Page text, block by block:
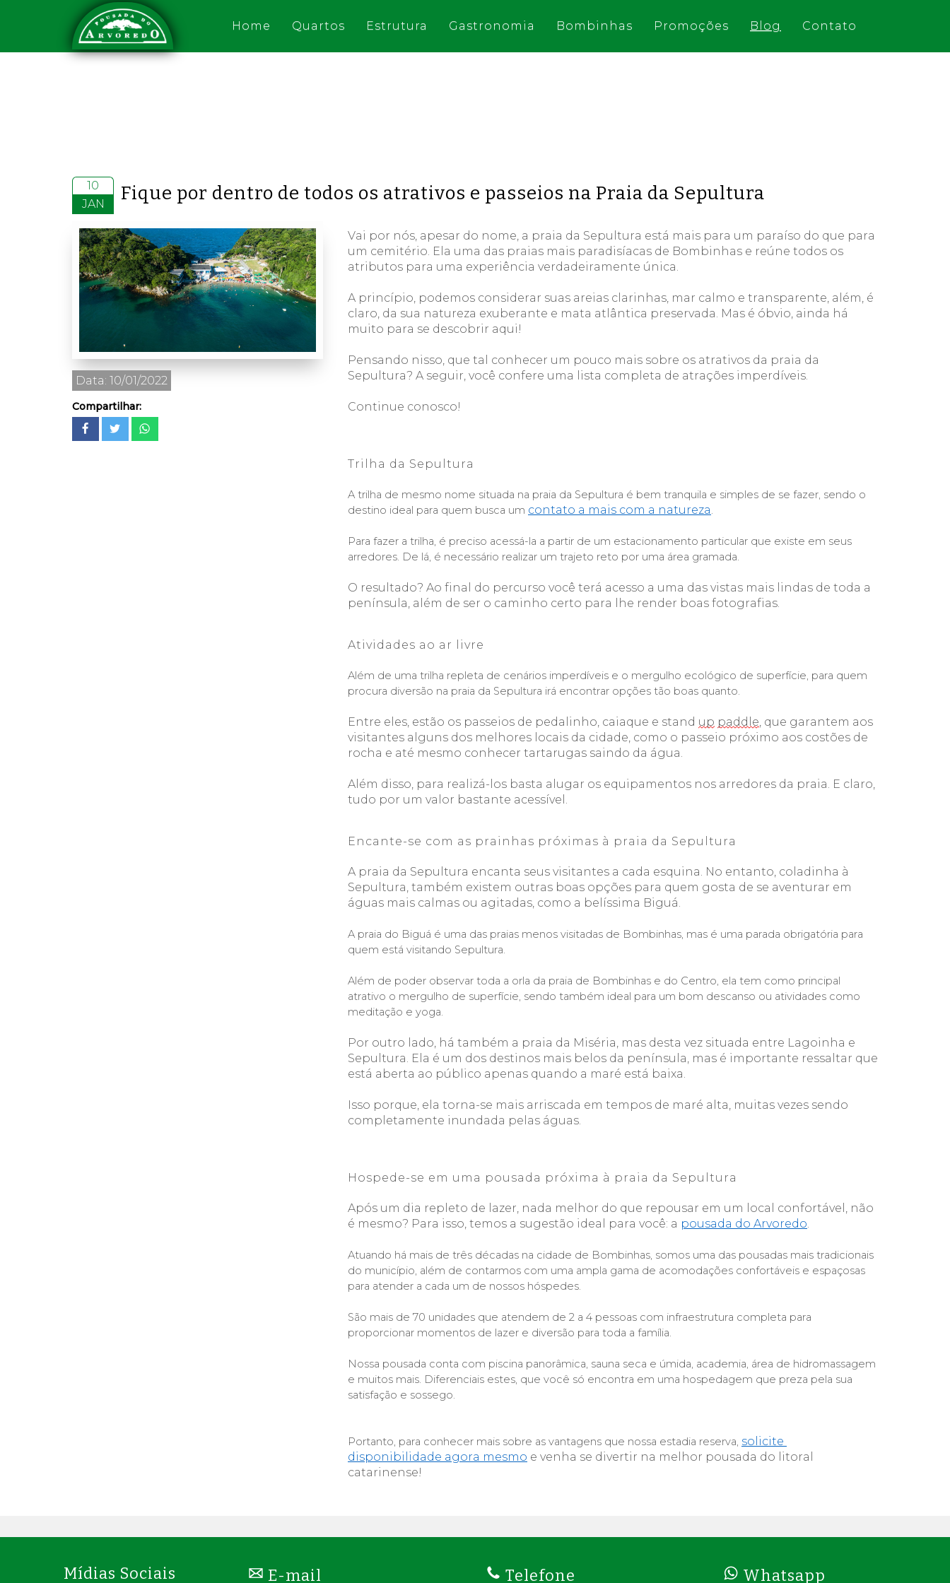
Home Quartos Estrutura Gastronomia Bombinhas Promoções Blog Contato
10
JAN
Fique por dentro de todos os atrativos e passeios na Praia da Sepultura
Data: 10/01/2022
Compartilhar:
Vai por nós, a pesar do nome, a praia da Sepultura está mais para um paraíso do que para
um cemitério. Ela uma das praias mais paradisíacas de Bombinhas e reúne todos os
atributos para uma experiência verdadeiramente única.
A princípio, podemos considerar suas areias clarinhas, mar calmo e transparente, além, é
claro, da sua natureza exuberante e mata atlântica preservada. Mas é óbvio, ainda há
muito para se descobrir aqui!
Pensando nisso, que tal conhecer um pouco mais sobre os atrativos da praia da
Sepultura? A seguir, você confere uma lista completa de atrações imperdíveis.
Continue conosco!
Trilha da Sepultura
A trilha de mesmo nome situada na praia da Sepultura é bem tranquila e simples de se fazer, sendo o
destino ideal para quem busca um contato a mais com a natureza.
Para fazer a trilha, é preciso acessá-la a partir de um estacionamento particular que existe em seus
arredores. De lá, é necessário realizar um trajeto reto por uma área gramada.
O resultado? Ao final do percurso você terá acesso a uma das vistas mais lindas de toda a
península, além de ser o caminho certo para lhe render boas fotografias.
Atividades ao ar livre
Além de uma trilha repleta de cenários imperdíveis e o mergulho ecológico de superfície, para quem
procura diversão na praia da Sepultura irá encontrar opções tão boas quanto.
Entre eles, estão os passeios de pedalinho, caiaque e stand up paddle, que garantem aos
visitantes alguns dos melhores locais da cidade, como o passeio próximo aos costões de
rocha e até mesmo conhecer tartarugas saindo da água.
Além disso, para realizá-los basta alugar os equipamentos nos arredores da praia. E claro,
tudo por um valor bastante acessível.
Encante-se com as prainhas próximas à praia da Sepultura
A praia da Sepultura encanta seus visitantes a cada esquina. No entanto, coladinha à
Sepultura, também existem outras boas opções para quem gosta de se aventurar em
águas mais calmas ou agitadas, como a belíssima Biguá.
A praia do Biguá é uma das praias menos visitadas de Bombinhas, mas é uma parada obrigatória para
quem está visitando Sepultura.
Além de poder observar toda a orla da praia de Bombinhas e do Centro, ela tem como principal
atrativo o mergulho de superfície, sendo também ideal para um bom descanso ou atividades como
meditação e yoga.
Por outro lado, há também a praia da Miséria, mas desta vez situada entre Lagoinha e
Sepultura. Ela é um dos destinos mais belos da península, mas é importante ressaltar que
está aberta ao público apenas quando a maré está baixa.
Isso porque, ela torna-se mais arriscada em tempos de maré alta, muitas vezes sendo
completamente inundada pelas águas.
Hospede-se em uma pousada próxima à praia da Sepultura
Após um dia repleto de lazer, nada melhor do que repousar em um local confortável, não
é mesmo? Para isso, temos a sugestão ideal para você: a pousada do Arvoredo.
Atuando há mais de três décadas na cidade de Bombinhas, somos uma das pousadas mais tradicionais
do município, além de contarmos com uma ampla gama de acomodações confortáveis e espaçosas
para atender a cada um de nossos hóspedes.
São mais de 70 unidades que atendem de 2 a 4 pessoas com infraestrutura completa para
proporcionar momentos de lazer e diversão para toda a família.
Nossa pousada conta com piscina panorâmica, sauna seca e úmida, academia, área de hidromassagem
e muitos mais. Diferenciais estes, que você só encontra em uma hospedagem que preza pela sua
satisfação e sossego.
Portanto, para conhecer mais sobre as vantagens que nossa estadia reserva, solicite
disponibilidade agora mesmo e venha se divertir na melhor pousada do litoral
catarinense!
Mídias Sociais E-mail Telefone Whatsapp